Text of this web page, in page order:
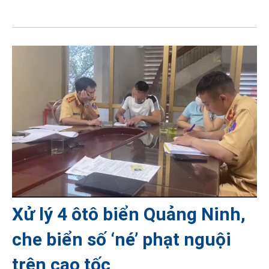
Xử lý 4 ôtô biển Quảng Ninh,
che biển số ‘né’ phạt nguội
trên cao tốc